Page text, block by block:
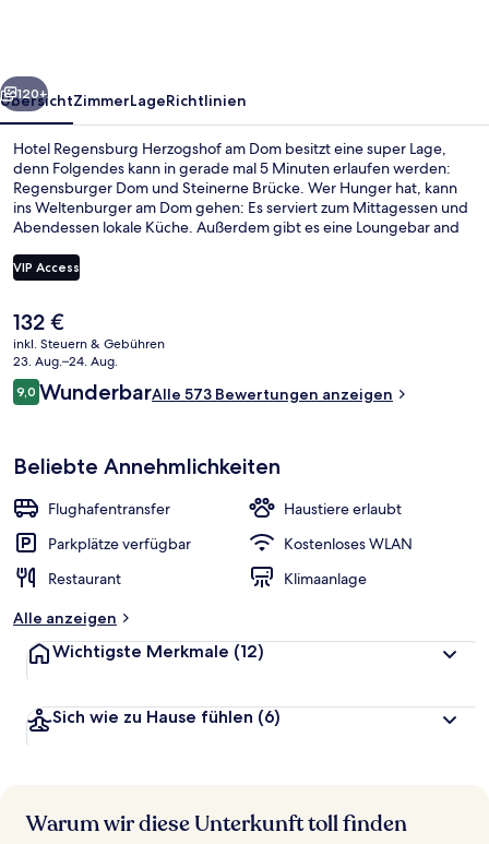
Weiter
120+
ÜbersichtZimmerLageRichtlinien
Hotel Regensburg Herzogshof am Dom besitzt eine super Lage,
denn Folgendes kann in gerade mal 5 Minuten erlaufen werden:
Regensburger Dom und Steinerne Brücke. Wer Hunger hat, kann
ins Weltenburger am Dom gehen: Es serviert zum Mittagessen und
Abendessen lokale Küche. Außerdem gibt es eine Loungebar and
VIP Access
Der
aktuelle
Preis
beträgt
132 €.
132 €
inkl. Steuern & Gebühren
23. Aug.–24. Aug.
Bewertungen
9,09,0 von 10.
WunderbarAlle 573 Bewertungen anzeigen
Beliebte Annehmlichkeiten
Flughafentransfer
Haustiere erlaubt
Parkplätze verfügbar
Kostenloses WLAN
Restaurant
Klimaanlage
Alle anzeigen
Wichtigste Merkmale (12)
Sich wie zu Hause fühlen (6)
Warum wir diese Unterkunft toll finden